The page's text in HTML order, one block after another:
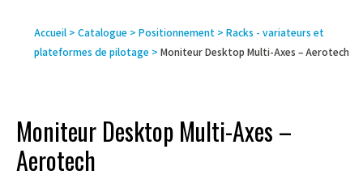
Accueil> Catalogue> Positionnement > Racks - variateurs et
plateformes de pilotage> Moniteur Desktop Multi-Axes – Aerotech
Moniteur Desktop Multi-Axes –
Aerotech